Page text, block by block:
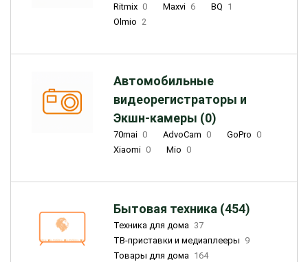
Ritmix 0 Maxvi 6 BQ 1
Olmio 2
Автомобильные
видеорегистраторы и
Экшн-камеры (0)
70mai 0 AdvoCam 0 GoPro 0
Xiaomi 0 Mio 0
Бытовая техника (454)
Техника для дома 37
ТВ-приставки и медиаплееры 9
Товары для дома 164